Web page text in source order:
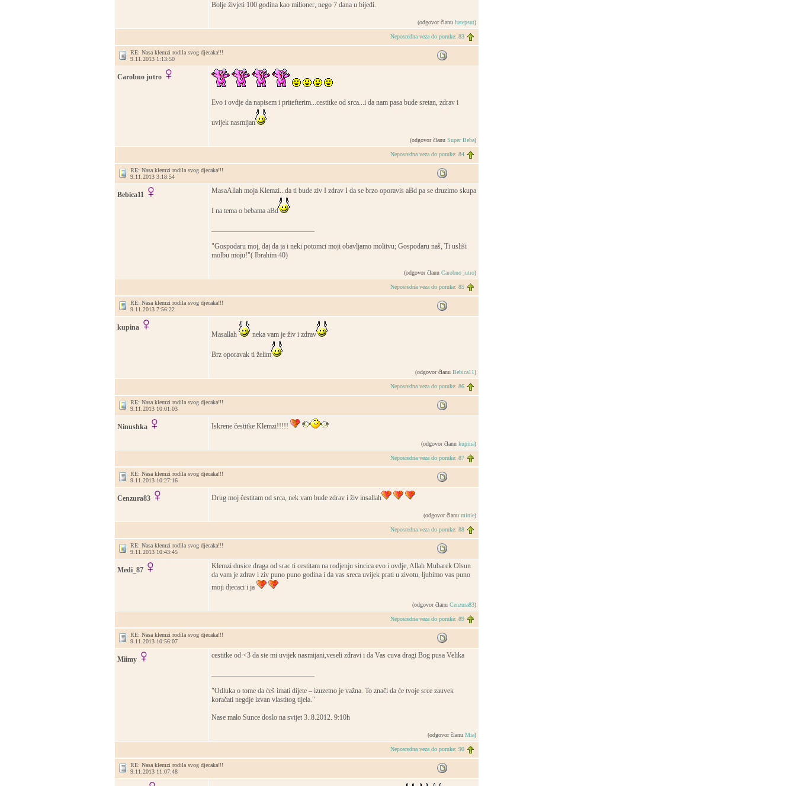
Bolje živjeti 100 godina kao milioner, nego 7 dana u bijedi.
(odgovor članu hatepsut)
Neposredna veza do poruke: 83
RE: Nasa klemzi rodila svog djecaka!!!
9.11.2013 1:13:50
Carobno jutro
Evo i ovdje da napisem i pritefterim...cestitke od srca...i da nam pasa bude sretan, zdrav i
uvijek nasmijan
(odgovor članu Super Beba)
Neposredna veza do poruke: 84
RE: Nasa klemzi rodila svog djecaka!!!
9.11.2013 3:18:54
Bebica11 MasaAllah moja Klemzi...da ti bude ziv I zdrav I da se brzo oporavis aBd pa se druzimo skupa
I na tema o bebama aBd
"Gospodaru moj, daj da ja i neki potomci moji obavljamo molitvu; Gospodaru naš, Ti usliši
molbu moju!"( Ibrahim 40)
(odgovor članu Carobno jutro)
Neposredna veza do poruke: 85
RE: Nasa klemzi rodila svog djecaka!!!
9.11.2013 7:56:22
kupina
Masallah
neka vam je živ i zdrav
Brz oporavak ti želim
(odgovor članu Bebica11)
Neposredna veza do poruke: 86
RE: Nasa klemzi rodila svog djecaka!!!
9.11.2013 10:01:03
Ninushka Iskrene čestitke Klemzi!!!!!
(odgovor članu kupina)
Neposredna veza do poruke: 87
RE: Nasa klemzi rodila svog djecaka!!!
9.11.2013 10:27:16
Cenzura83 Drug moj čestitam od srca, nek vam bude zdrav i živ insallah
(odgovor članu minie)
Neposredna veza do poruke: 88
RE: Nasa klemzi rodila svog djecaka!!!
9.11.2013 10:43:45
Medi_87
Klemzi dusice draga od srac ti cestitam na rodjenju sincica evo i ovdje, Allah Mubarek Olsun
da vam je zdrav i ziv puno puno godina i da vas sreca uvijek prati u zivotu, ljubimo vas puno
moji djecaci i ja
(odgovor članu Cenzura83)
Neposredna veza do poruke: 89
RE: Nasa klemzi rodila svog djecaka!!!
9.11.2013 10:56:07
Miimy cestitke od <3 da ste mi uvijek nasmijani,veseli zdravi i da Vas cuva dragi Bog pusa Velika
‎"Odluka o tome da ćeš imati dijete – izuzetno je važna. To znači da će tvoje srce zauvek
koračati negdje izvan vlastitog tijela."
Nase malo Sunce doslo na svijet 3..8.2012. 9:10h
(odgovor članu Mia)
Neposredna veza do poruke: 90
RE: Nasa klemzi rodila svog djecaka!!!
9.11.2013 11:07:48